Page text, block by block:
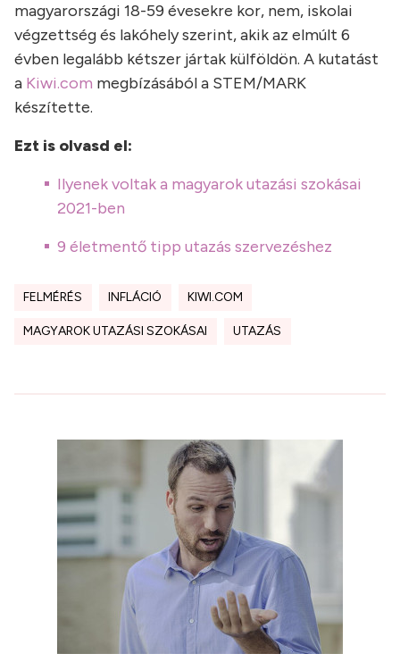
magyarországi 18-59 évesekre kor, nem, iskolai
végzettség és lakóhely szerint, akik az elmúlt 6
évben legalább kétszer jártak külföldön. A kutatást
a Kiwi.com megbízásából a STEM/MARK
készítette.
Ezt is olvasd el:
Ilyenek voltak a magyarok utazási szokásai
2021-ben
9 életmentő tipp utazás szervezéshez
FELMÉRÉS INFLÁCIÓ KIWI.COM
MAGYAROK UTAZÁSI SZOKÁSAI UTAZÁS